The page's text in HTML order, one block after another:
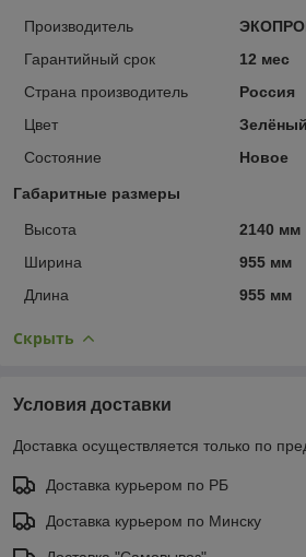
Производитель
Гарантийный срок
12 мес
Страна производитель
Россия
Цвет
Зелёный
Состояние
Новое
Габаритные размеры
Высота
2140 мм
Ширина
955 мм
Длина
955 мм
Скрыть
Условия доставки
Доставка осуществляется только по
Доставка курьером по РБ
Доставка курьером по Минску